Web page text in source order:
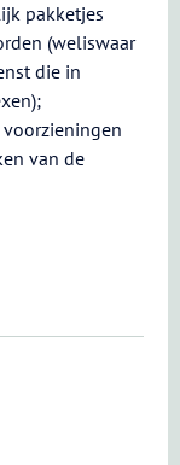
pakketjes
(weliswaar
die in
van de